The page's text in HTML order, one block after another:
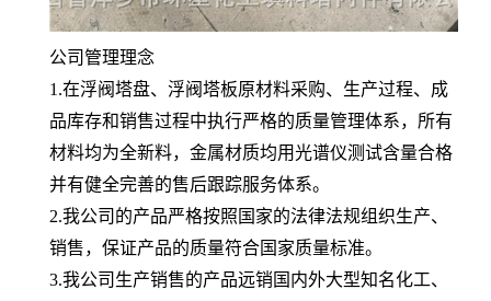
公司管理理念
1.在浮阀塔盘、浮阀塔板原材料采购、生产过程、成
品库存和销售过程中执行严格的质量管理体系，所有
材料均为全新料，金属材质均用光谱仪测试含量合格
并有健全完善的售后跟踪服务体系。
2.我公司的产品严格按照国家的法律法规组织生产、
销售，保证产品的质量符合国家质量标准。
3.我公司生产销售的产品远销国内外大型知名化工、